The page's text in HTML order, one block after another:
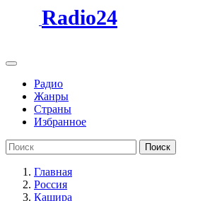
Radio24
Радио
Жанры
Страны
Избранное
Поиск
Главная
Россия
Кашира